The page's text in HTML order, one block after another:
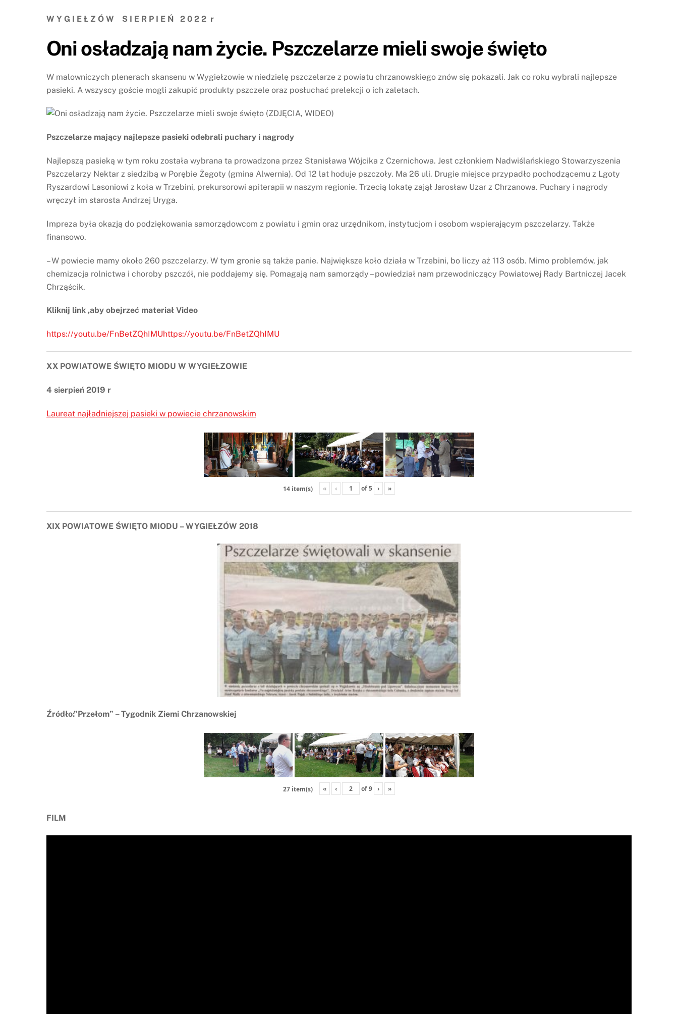
W Y G I E Ł Z Ó W S I E R P I E Ń 2 0 2 2 r
Oni osładzają nam życie. Pszczelarze mieli swoje święto
W malowniczych plenerach skansenu w Wygiełzowie w niedzielę pszczelarze z powiatu chrzanowskiego znów się pokazali. Jak co roku wybrali najlepsze
pasieki. A wszyscy goście mogli zakupić produkty pszczele oraz posłuchać prelekcji o ich zaletach.
Pszczelarze mający najlepsze pasieki odebrali puchary i nagrody
Najlepszą pasieką w tym roku została wybrana ta prowadzona przez Stanisława Wójcika z Czernichowa. Jest członkiem Nadwiślańskiego Stowarzyszenia
Pszczelarzy Nektar z siedzibą w Porębie Żegoty (gmina Alwernia). Od 12 lat hoduje pszczoły. Ma 26 uli. Drugie miejsce przypadło pochodzącemu z Lgoty
Ryszardowi Lasoniowi z koła w Trzebini, prekursorowi apiterapii w naszym regionie. Trzecią lokatę zajął Jarosław Uzar z Chrzanowa. Puchary i nagrody
wręczył im starosta Andrzej Uryga.
Impreza była okazją do podziękowania samorządowcom z powiatu i gmin oraz urzędnikom, instytucjom i osobom wspierającym pszczelarzy. Także
finansowo.
– W powiecie mamy około 260 pszczelarzy. W tym gronie są także panie. Największe koło działa w Trzebini, bo liczy aż 113 osób. Mimo problemów, jak
chemizacja rolnictwa i choroby pszczół, nie poddajemy się. Pomagają nam samorządy – powiedział nam przewodniczący Powiatowej Rady Bartniczej Jacek
Chrząścik.
Kliknij link ,aby obejrzeć materiał Video
https://youtu.be/FnBetZQhIMUhttps://youtu.be/FnBetZQhIMU
XX POWIATOWE ŚWIĘTO MIODU W WYGIEŁZOWIE
4 sierpień 2019 r
Laureat najładniejszej pasieki w powiecie chrzanowskim
14 item(s) « ‹ of5 › »
XIX POWIATOWE ŚWIĘTO MIODU – WYGIEŁZÓW 2018
Źródło:”Przełom” – Tygodnik Ziemi Chrzanowskiej
27 item(s) « ‹ of9 › »
FILM